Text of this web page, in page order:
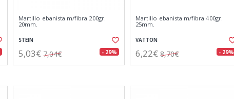
Martillo ebanista m/fibra 200gr.
20mm.
STEIN
5,03€ 7,04€ - 29%
Martillo ebanista m/fibra 400gr.
25mm.
VATTON
6,22€ 8,70€ - 29%